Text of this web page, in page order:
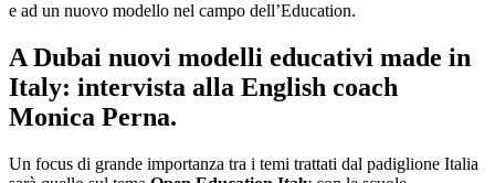
e ad un nuovo modello nel campo dell’Education.
A Dubai nuovi modelli educativi made in
Italy: intervista alla English coach
Monica Perna.
Un focus di grande importanza tra i temi trattati dal padiglione Italia